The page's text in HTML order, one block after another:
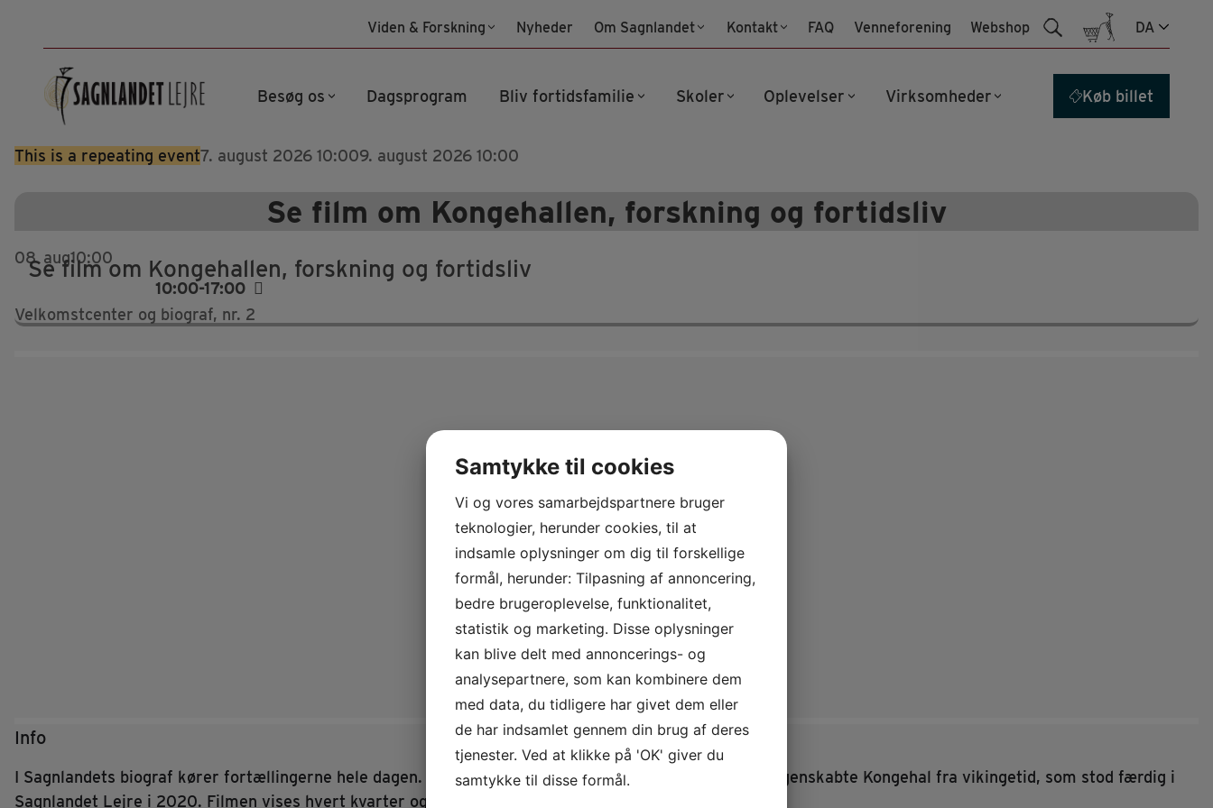
indhold
Viden & Forskning Nyheder Om Sagnlandet Kontakt FAQ Venneforening Webshop DA
Besøg os Dagsprogram Bliv fortidsfamilie Skoler Oplevelser Virksomheder Køb billet
This is a repeating event7. august 2026 10:009. august 2026 10:00
Se film om Kongehallen, forskning og fortidsliv
08 aug10:00
Se film om Kongehallen, forskning og fortidsliv
10:00-17:00
Velkomstcenter og biograf, nr. 2
Info
I Sagnlandets biograf kører fortællingerne hele dagen. I biografen viser vi filmen om byggeriet af den genskabte Kongehal fra vikingetid, som stod færdig i
Sagnlandet Lejre i 2020. Filmen vises hvert kvarter og tager cirka 12 minutter.
Samtykke til cookies
Vi og vores samarbejdspartnere bruger
teknologier, herunder cookies, til at
indsamle oplysninger om dig til forskellige
formål, herunder: Tilpasning af annoncering,
bedre brugeroplevelse, funktionalitet,
statistik og marketing. Disse oplysninger
kan blive delt med annoncerings- og
analysepartnere, som kan kombinere dem
med data, du tidligere har givet dem eller
de har indsamlet gennem din brug af deres
tjenester. Ved at klikke på 'OK' giver du
samtykke til disse formål.